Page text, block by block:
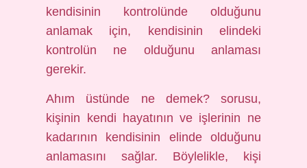
kendisinin kontrolünde olduğunu
anlamak için, kendisinin elindeki
kontrolün ne olduğunu anlaması
gerekir.
Ahım üstünde ne demek? sorusu,
kişinin kendi hayatının ve işlerinin ne
kadarının kendisinin elinde olduğunu
anlamasını sağlar. Böylelikle, kişi